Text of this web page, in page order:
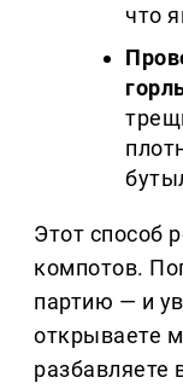
что
Этот способ
компотов.
партию — и
открываете
разбавляете